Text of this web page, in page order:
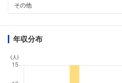
その他
年収分布
(人)